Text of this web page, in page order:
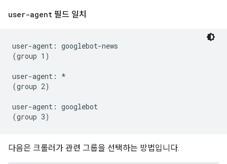
user-agent 필드 일치
user-agent: googlebot-news
(group 1)
user-agent: *
(group 2)
user-agent: googlebot
다음은 크롤러가 관련 그룹을 선택하는 방법입니다.